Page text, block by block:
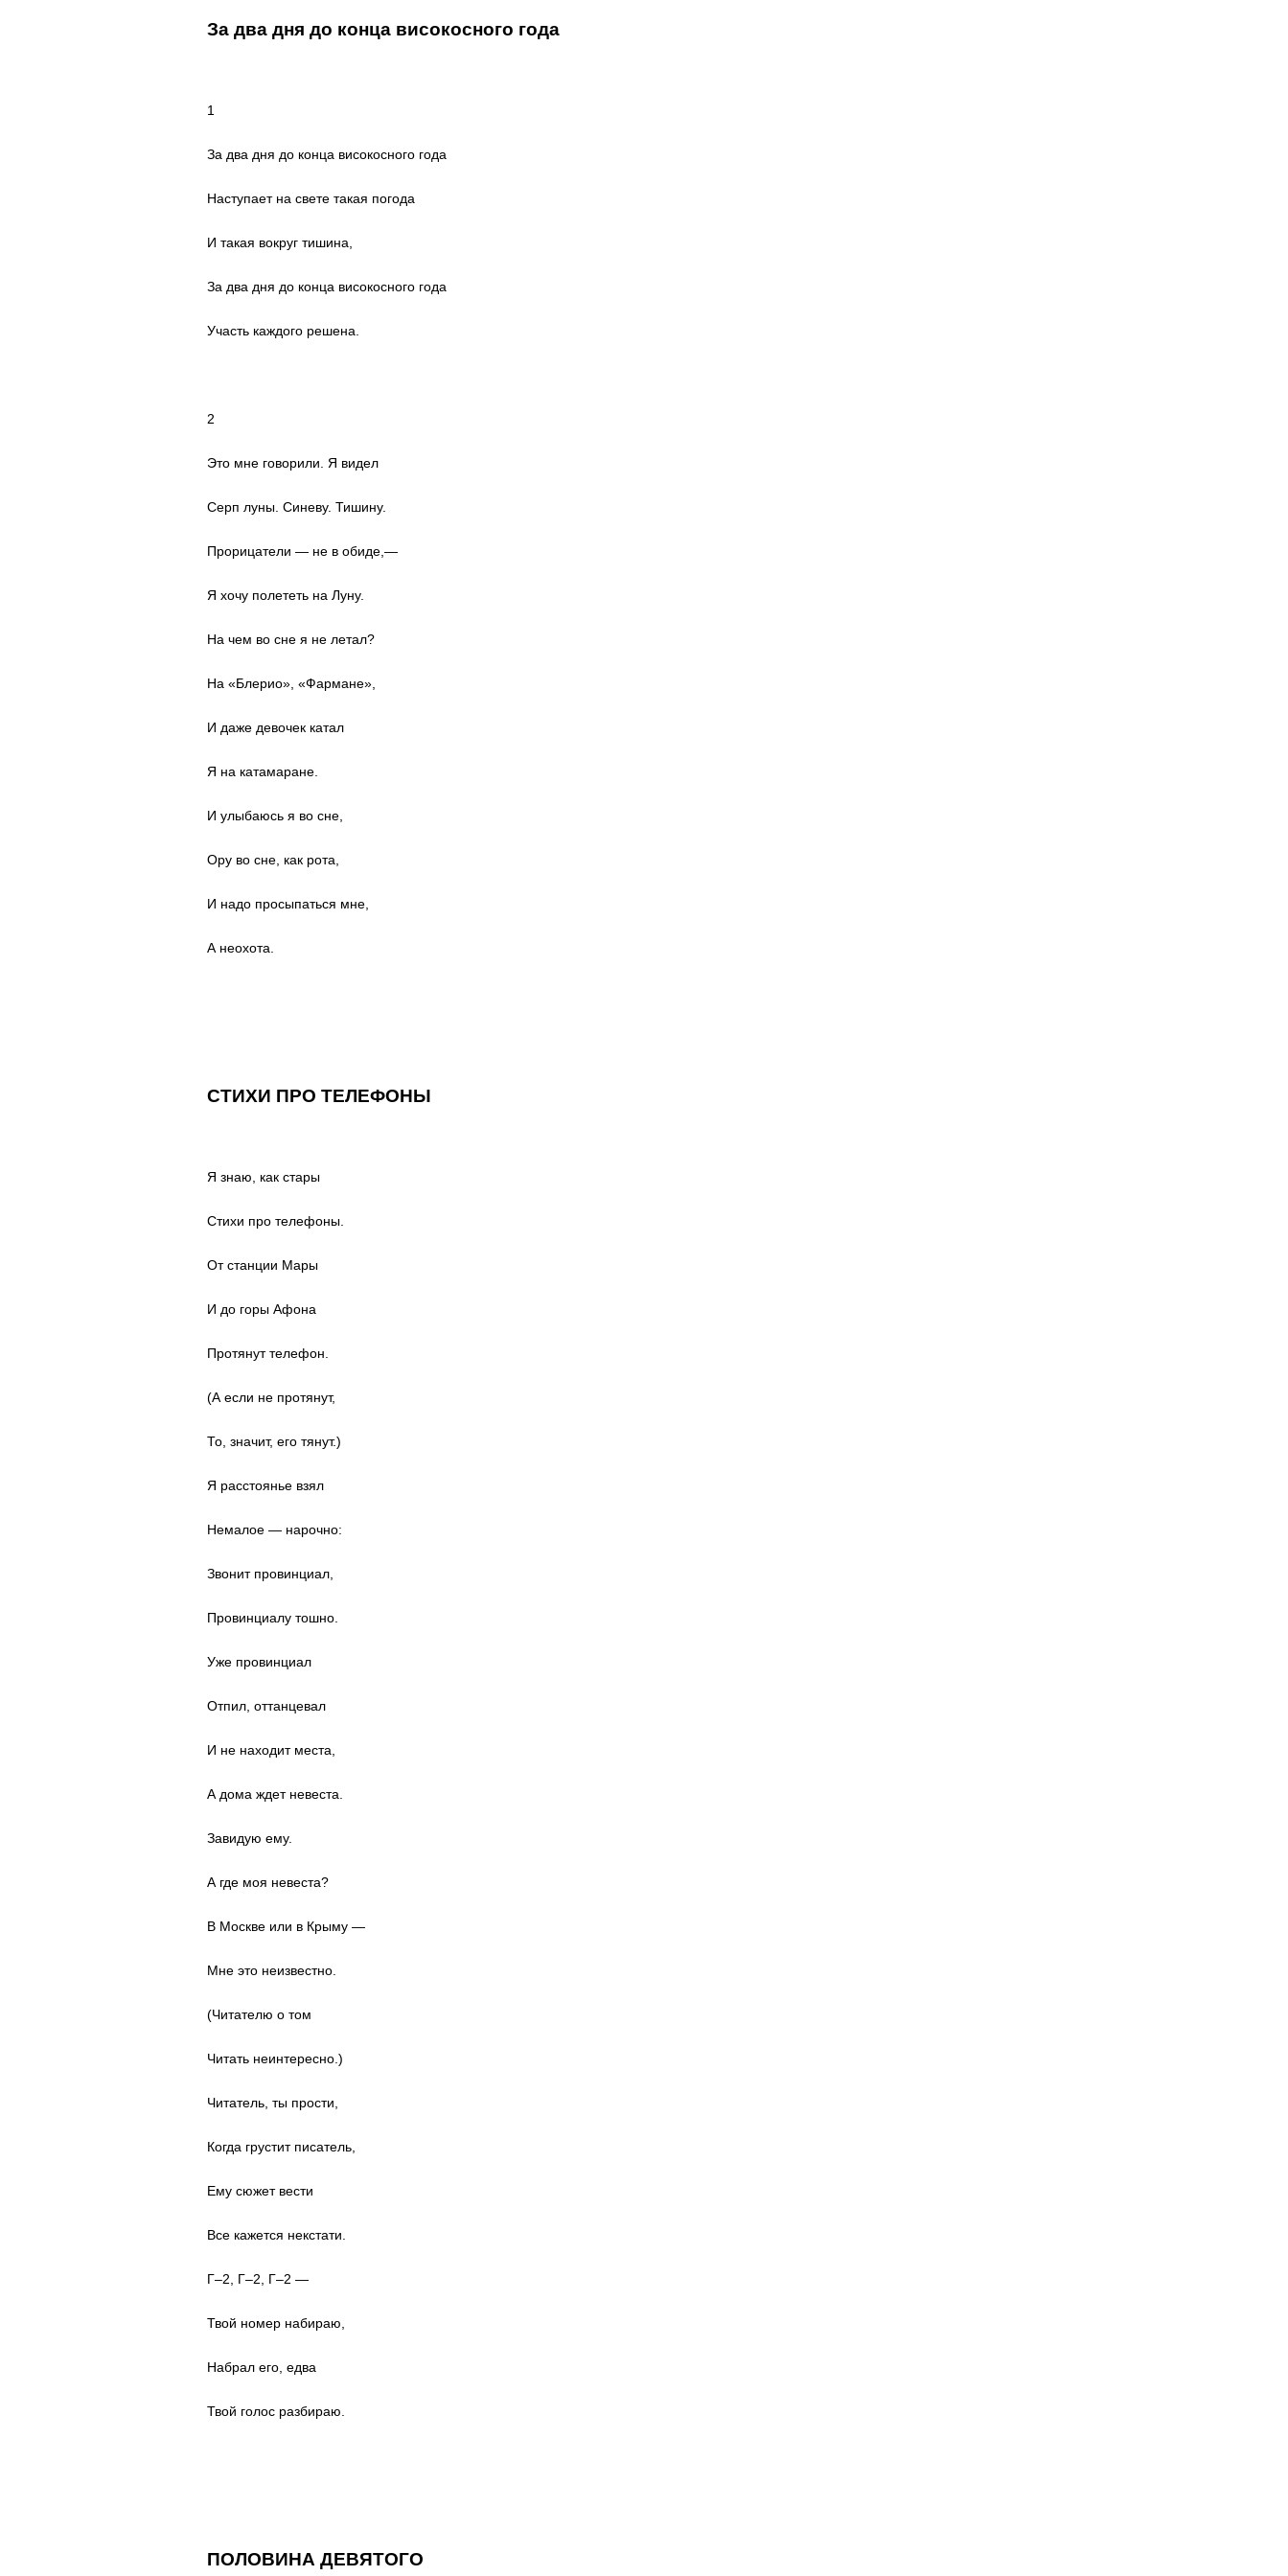
За два дня до конца високосного года
1
За два дня до конца високосного года
Наступает на свете такая погода
И такая вокруг тишина,
За два дня до конца високосного года
Участь каждого решена.
2
Это мне говорили. Я видел
Серп луны. Синеву. Тишину.
Прорицатели — не в обиде,—
Я хочу полететь на Луну.
На чем во сне я не летал?
На «Блерио», «Фармане»,
И даже девочек катал
Я на катамаране.
И улыбаюсь я во сне,
Ору во сне, как рота,
И надо просыпаться мне,
А неохота.
СТИХИ ПРО ТЕЛЕФОНЫ
Я знаю, как стары
Стихи про телефоны.
От станции Мары
И до горы Афона
Протянут телефон.
(А если не протянут,
То, значит, его тянут.)
Я расстоянье взял
Немалое — нарочно:
Звонит провинциал,
Провинциалу тошно.
Уже провинциал
Отпил, оттанцевал
И не находит места,
А дома ждет невеста.
Завидую ему.
А где моя невеста?
В Москве или в Крыму —
Мне это неизвестно.
(Читателю о том
Читать неинтересно.)
Читатель, ты прости,
Когда грустит писатель,
Ему сюжет вести
Все кажется некстати.
Г–2, Г–2, Г–2 —
Твой номер набираю,
Набрал его, едва
Твой голос разбираю.
ПОЛОВИНА ДЕВЯТОГО